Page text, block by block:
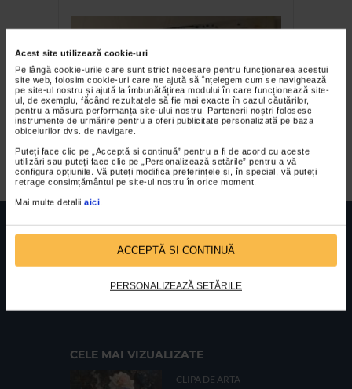
Acest site utilizează cookie-uri
Pe lângă cookie-urile care sunt strict necesare pentru funcționarea acestui
site web, folosim cookie-uri care ne ajută să înțelegem cum se navighează
pe site-ul nostru și ajută la îmbunătățirea modului în care funcționează site-
ul, de exemplu, făcând rezultatele să fie mai exacte în cazul căutărilor,
pentru a măsura performanța site-ului nostru. Partenerii noștri folosesc
instrumente de urmărire pentru a oferi publicitate personalizată pe baza
obiceiurilor dvs. de navigare.
Puteți face clic pe „Acceptă si continuă” pentru a fi de acord cu aceste
utilizări sau puteți face clic pe „Personalizează setările” pentru a vă
configura opțiunile. Vă puteți modifica preferințele și, în special, vă puteți
retrage consimțământul pe site-ul nostru în orice moment.
Mai multe detalii aici
ACCEPTĂ SI CONTINUĂ
PERSONALIZEAZĂ SETĂRILE
Poduri europene 2005 II
FUNDATIA FILDAS ARTNr inreg registrul special: 4 PJ/ 29.01.2013
Cod fiscal: 9164384Sediu social: Str. Delfinului, Nr. 6, parter Bl. 42,
CELE MAI VIZUALIZATE
CLIPA DE ARTA